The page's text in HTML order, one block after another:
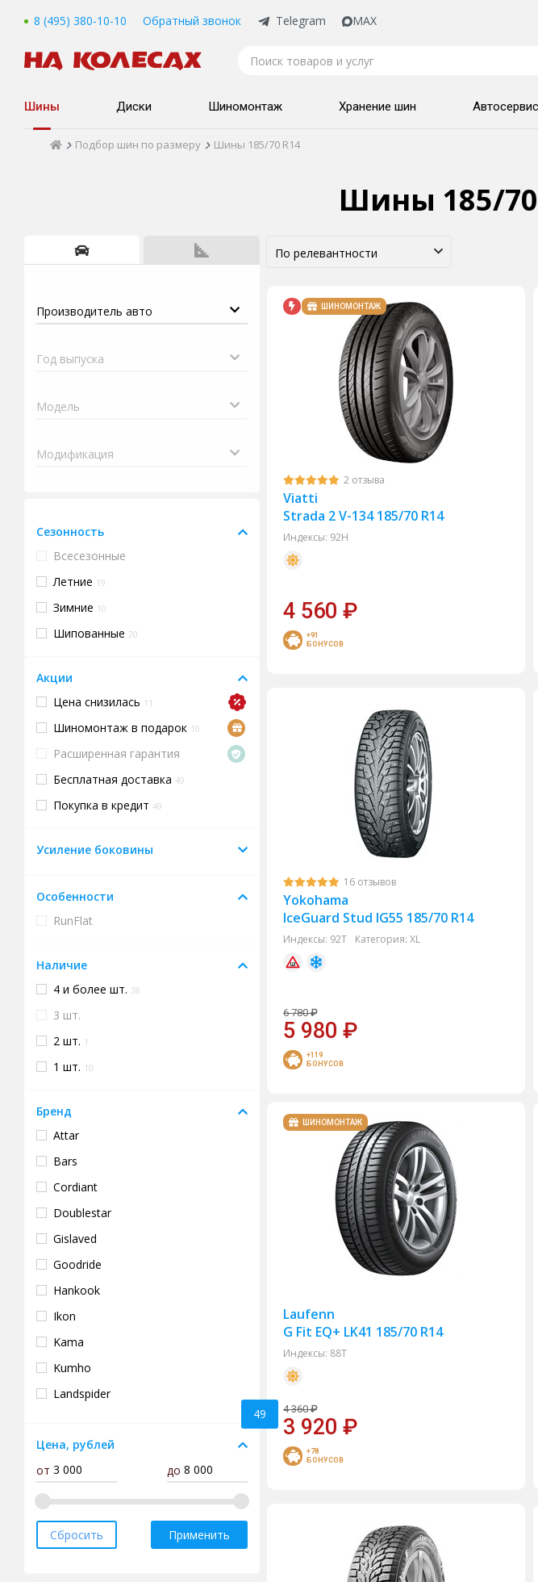
8 (495) 380-10-10 Обратный звонок Telegram MAX
Шины Диски Шиномонтаж Хранение шин Автосервис
Подбор шин по размеру Шины 185/70 R14
Шины 185/70
Сезонность
Всесезонные
Летние 19
Зимние 10
Шипованные 20
Акции
Цена снизилась 11
Шиномонтаж в подарок 10
Расширенная гарантия
Бесплатная доставка 49
Покупка в кредит 49
Усиление боковины
Особенности
RunFlat
Наличие
4 и более шт. 38
3 шт.
2 шт. 1
1 шт. 10
Бренд
Attar
Bars
Cordiant
Doublestar
Gislaved
Goodride
Hankook
Ikon
Kama
Kumho
Landspider
Nexen
Roadstone
RoadX
Torero
Tracmax
Цена, рублей
от
до
Применить
Сбросить
49
ШИНОМОНТАЖ
2 отзыва
Viatti
Strada 2 V-134 185/70 R14
Индексы: 92H
4 560 ₽
+91
БОНУСОВ
16 отзывов
Yokohama
IceGuard Stud IG55 185/70 R14
Индексы: 92T Категория: XL
6 780 ₽
5 980 ₽
+119
БОНУСОВ
ШИНОМОНТАЖ
Laufenn
G Fit EQ+ LK41 185/70 R14
Индексы: 88T
4 360 ₽
3 920 ₽
+78
БОНУСОВ